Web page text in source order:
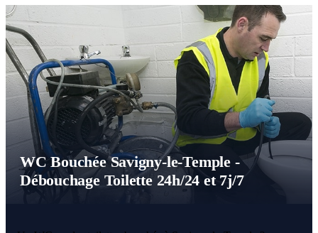
WC Bouchée Savigny-le-Temple -
Débouchage Toilette 24h/24 et 7j/7